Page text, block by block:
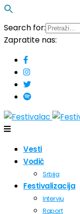
Search for:
Zapratite nas:
Vesti
Vodič
Srbija
Festivalizacija
Intervju
Raport